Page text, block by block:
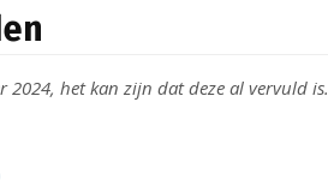
2024, het kan zijn dat deze al vervuld is.